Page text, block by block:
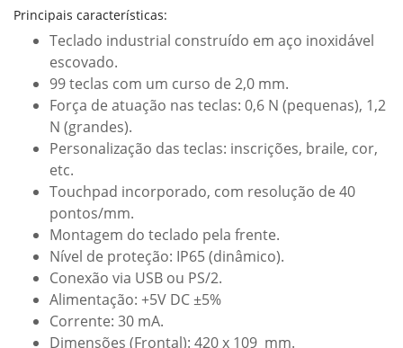
Principais características:
Teclado industrial construído em aço inoxidável
escovado.
99 teclas com um curso de 2,0 mm.
Força de atuação nas teclas: 0,6 N (pequenas), 1,2
N (grandes).
Personalização das teclas: inscrições, braile, cor,
etc.
Touchpad incorporado, com resolução de 40
pontos/mm.
Montagem do teclado pela frente.
Nível de proteção: IP65 (dinâmico).
Conexão via USB ou PS/2.
Alimentação: +5V DC ±5%
Corrente: 30 mA.
Dimensões (Frontal): 420 x 109 mm.